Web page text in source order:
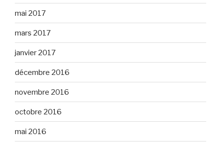
mai 2017
mars 2017
janvier 2017
décembre 2016
novembre 2016
octobre 2016
mai 2016